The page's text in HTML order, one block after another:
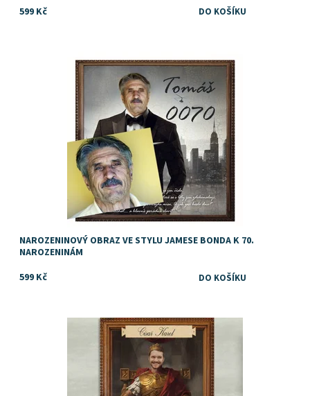
599 Kč
Skladem
NAROZENINOVÝ OBRAZ VE STYLU JAMESE BONDA K 70.
NAROZENINÁM
599 Kč
Dostupnost: Skladem